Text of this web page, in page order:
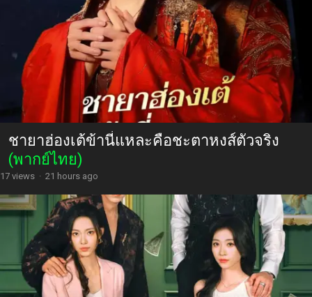
ชายาฮ่องเต้ข้านี่แหละคือชะตาหงส์ตัวจริง
(พากย์ไทย)
17 views · 21 hours ago